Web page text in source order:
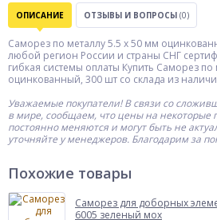
ОПИСАНИЕ ОТЗЫВЫ И ВОПРОСЫ (0)
Саморез по металлу 5.5 х 50 мм
любой регион России и страны СНГ
гибкая системы оплаты Купить Саморез по
оцинкованный, 300 шт со склада из
Уважаемые покупатели! В связи со
в мире, сообщаем, что цены на некоторые
постоянно меняются и могут быть не
уточняйте у менеджеров. Благодарим за
Похожие товары
Саморез для доборных
6005 зеленый мох